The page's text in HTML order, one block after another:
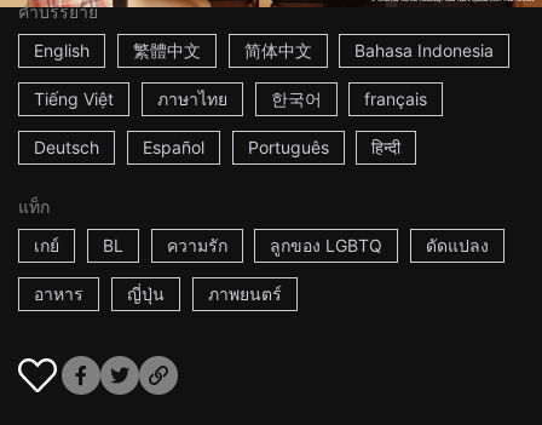
คำบรรยาย
English
繁體中文 简体中文 Bahasa Indonesia
Tiếng Việt ภาษาไทย 한국어 français
Deutsch Español Português हिन्दी
แท็ก
เกย์
BL ความรัก ลูกของ LGBTQ ดัดแปลง
อาหาร ญี่ปุ่น ภาพยนตร์